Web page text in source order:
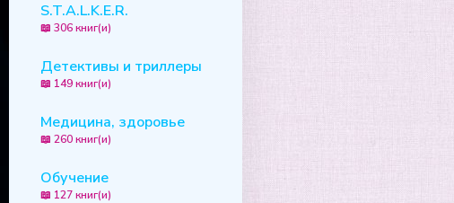
S.T.A.L.K.E.R.
📖 306 книг(и)
Детективы и триллеры
📖 149 книг(и)
Медицина, здоровье
📖 260 книг(и)
Обучение
📖 127 книг(и)